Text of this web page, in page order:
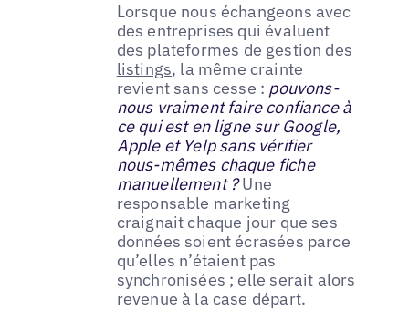
Lorsque nous échangeons avec
des entreprises qui évaluent
des plateformes de gestion des
listings, la même crainte
revient sans cesse : pouvons-
nous vraiment faire confiance à
ce qui est en ligne sur Google,
Apple et Yelp sans vérifier
nous-mêmes chaque fiche
manuellement ?Une
responsable marketing
craignait chaque jour que ses
données soient écrasées parce
qu’elles n’étaient pas
synchronisées ; elle serait alors
revenue à la case départ.